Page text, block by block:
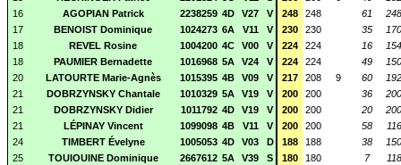
16
AGOPIAN Patrick 2238259 4D V27 V 248 248 61
248
17
BENOIST Dominique 1024273 6A V11 V 230 230 35
170
18
REVEL Rosine 1004200 4C V00 V 224 224 16
154
18
PAUMIER Bernadette 1016968 5A V24 V 224 224 49
150
20
LATOURTE Marie-Agnès 1015395 4B V09 V 217 208 9 60
192
21
DOBRZYNSKY Chantale 1010329 5A V19 V 200 200 36
200
21
DOBRZYNSKY Didier 1011792 4D V19 V 200 200 20
200
21
LÉPINAY Vincent 1099098 4B V11 V 200 200 58
116
24
TIMBERT Évelyne 1005053 4D V03 D 188 188 38
150
25
TOUIOUINE Dominique 2667612 5A V39 S 180 180 7
118